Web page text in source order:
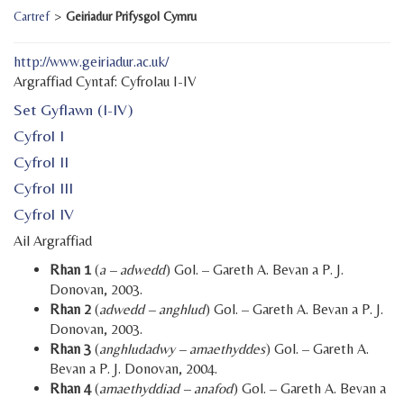
Cartref > Geiriadur Prifysgol Cymru
http://www.geiriadur.ac.uk/
Argraffiad Cyntaf: Cyfrolau I-IV
Set Gyflawn (I-IV)
Cyfrol I
Cyfrol II
Cyfrol III
Cyfrol IV
Ail Argraffiad
Rhan 1 (a – adwedd) Gol. – Gareth A. Bevan a P. J.
Donovan, 2003.
Rhan 2 (adwedd – anghlud) Gol. – Gareth A. Bevan a P. J.
Donovan, 2003.
Rhan 3 (anghludadwy – amaethyddes) Gol. – Gareth A.
Bevan a P. J. Donovan, 2004.
Rhan 4(amaethyddiad – anafod) Gol. – Gareth A. Bevan a